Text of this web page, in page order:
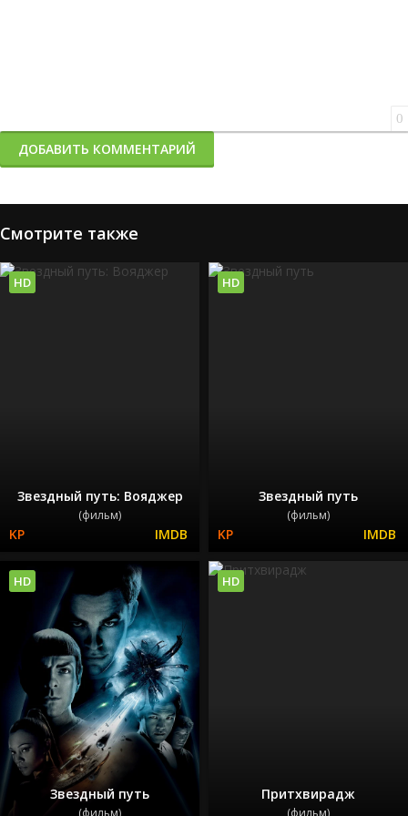
0
ДОБАВИТЬ КОММЕНТАРИЙ
Смотрите также
Звездный путь: Вояджер
(фильм)
HD
Звездный путь
(фильм)
HD
Звездный путь
(фильм)
HD
Притхвирадж
(фильм)
HD